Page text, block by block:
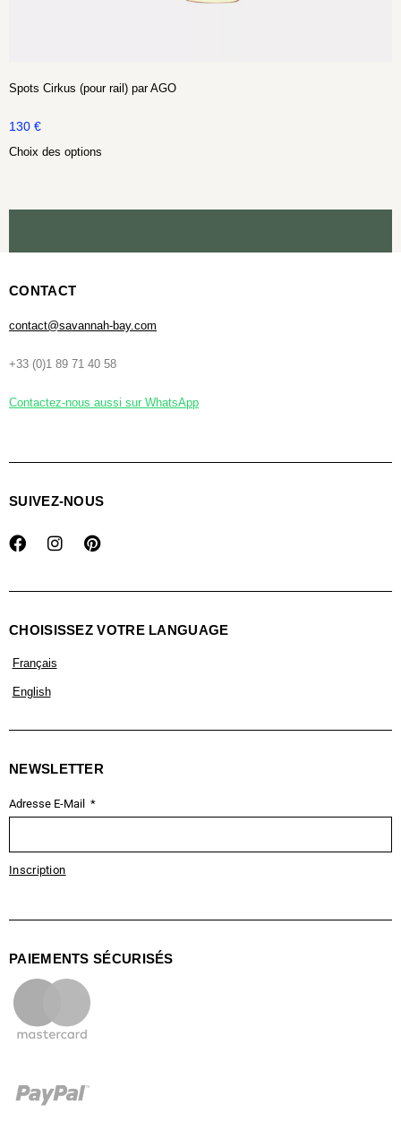
Spots Cirkus (pour rail) par AGO
130 €
Choix des options
CONTACT
contact@savannah-bay.com
+33 (0)1 89 71 40 58
Contactez-nous aussi sur WhatsApp
SUIVEZ-NOUS
CHOISISSEZ VOTRE LANGUAGE
Français
English
NEWSLETTER
Adresse E-Mail
Inscription
PAIEMENTS SÉCURISÉS